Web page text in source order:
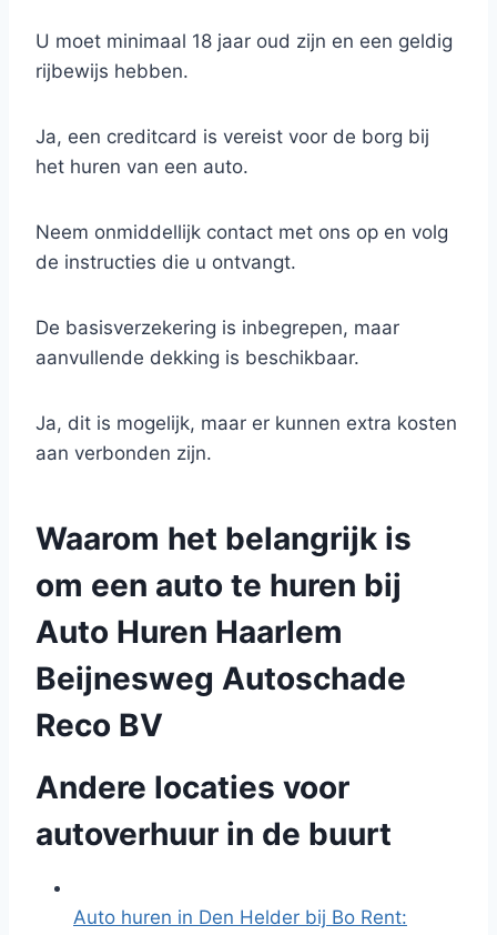
U moet minimaal 18 jaar oud zijn en een geldig
rijbewijs hebben.
Ja, een creditcard is vereist voor de borg bij
het huren van een auto.
Neem onmiddellijk contact met ons op en volg
de instructies die u ontvangt.
De basisverzekering is inbegrepen, maar
aanvullende dekking is beschikbaar.
Ja, dit is mogelijk, maar er kunnen extra kosten
aan verbonden zijn.
Waarom het belangrijk is
om een auto te huren bij
Auto Huren Haarlem
Beijnesweg Autoschade
Reco BV
Andere locaties voor
autoverhuur in de buurt
Auto huren in Den Helder bij Bo Rent: